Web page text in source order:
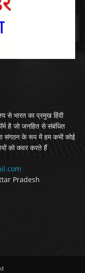
से भारत का प्रमुख हिंदी
है जो जनहित से संबंधित
संगठन के रूप में हम कभी कोई
को कवर करते हैं
Pradesh